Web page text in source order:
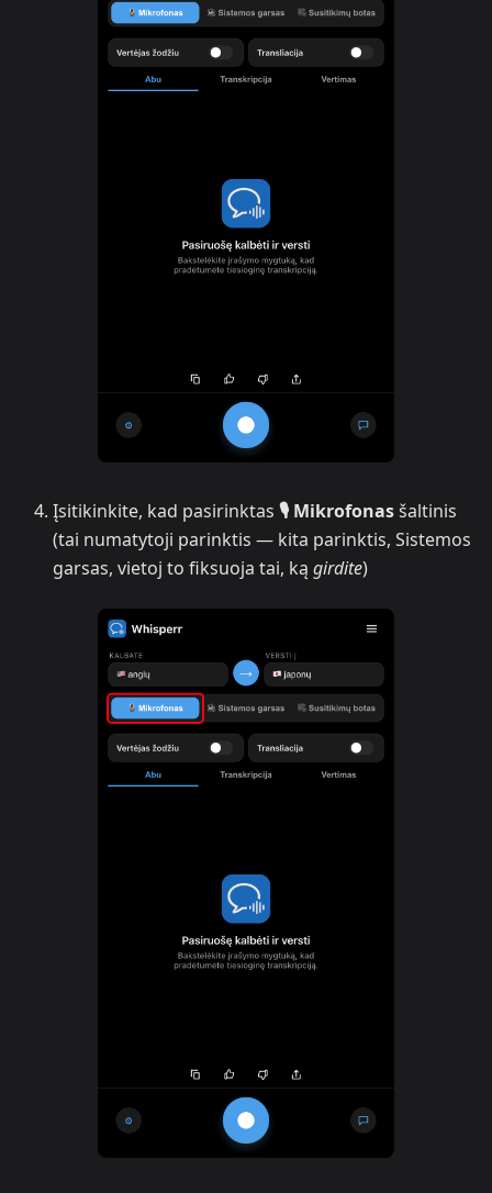
Įsitikinkite, kad pasirinktas 🎙️ Mikrofonasšaltinis
(tai numatytoji parinktis — kita parinktis, Sistemos
garsas, vietoj to fiksuoja tai, ką girdite)